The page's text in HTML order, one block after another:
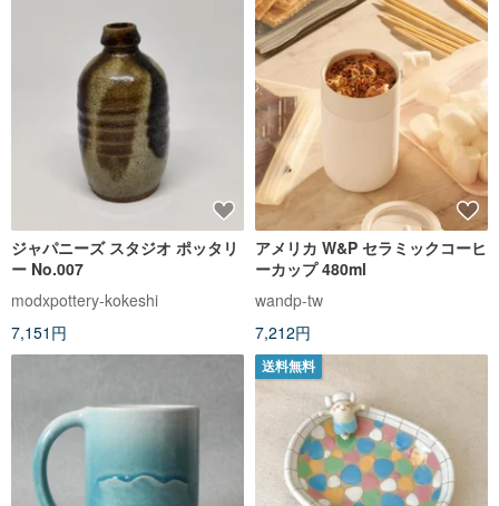
ジャパニーズ スタジオ ポッタリ
ー No.007
modxpottery-kokeshi
7,151円
アメリカ W&P セラミックコーヒ
ーカップ 480ml
wandp-tw
7,212円
送料無料